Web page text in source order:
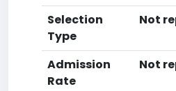
Selection
Type
Not
Admission
Rate
Not